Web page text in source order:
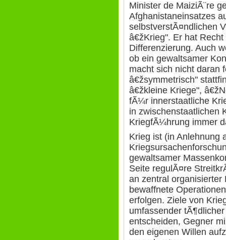
Minister de MaiziÃ¨re
Afghanistaneinsatzes
selbstverstÃ¤ndlichen
â€žKrieg". Er hat
Differenzierung. Auch
ob ein gewaltsamer
macht sich nicht daran
â€žsymmetrisch"
â€žkleine Kriege",
fÃ¼r innerstaatliche
in zwischenstaatlichen
KriegfÃ¼hrung immer
Krieg ist (in Anlehnung
gewaltsamer
Seite regulÃ¤re
an zentral
bewaffnete
erfolgen. Ziele von
umfassender
entscheiden, Gegner
den eigenen Willen